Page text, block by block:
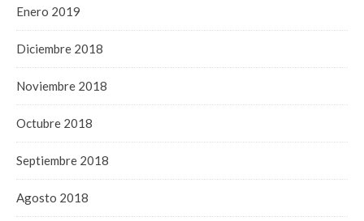
Enero 2019
Diciembre 2018
Noviembre 2018
Octubre 2018
Septiembre 2018
Agosto 2018